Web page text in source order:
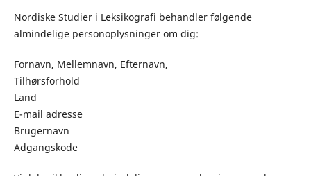
Nordiske Studier i Leksikografi behandler følgende
almindelige personoplysninger om dig:
Fornavn, Mellemnavn, Efternavn,
Tilhørsforhold
Land
E-mail adres­se
Brugernavn
Adgangskode